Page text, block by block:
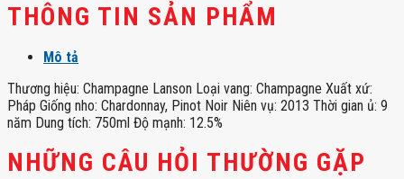
THÔNG TIN SẢN PHẨM
Mô tả
Thương hiệu: Champagne Lanson Loại vang: Champagne Xuất xứ:
Pháp Giống nho: Chardonnay, Pinot Noir Niên vụ: 2013 Thời gian ủ: 9
năm Dung tích: 750ml Độ mạnh: 12.5%
NHỮNG CÂU HỎI THƯỜNG GẶP